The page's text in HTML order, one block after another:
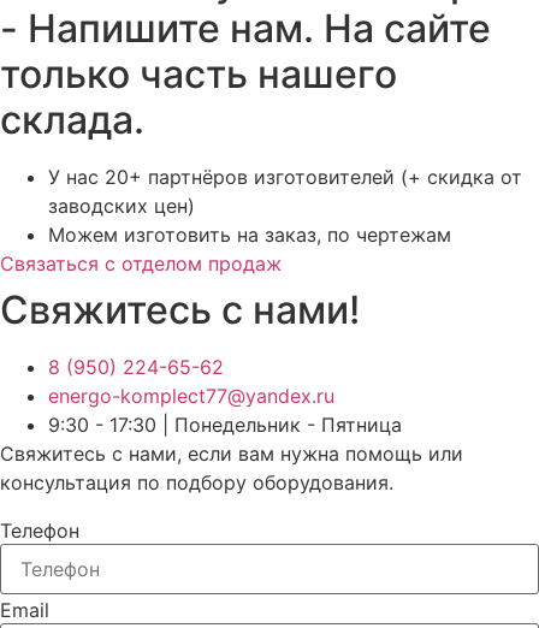
- Напишите нам. На сайте
только часть нашего
склада.
У нас 20+ партнёров изготовителей (+ скидка от
заводских цен)
Можем изготовить на заказ, по чертежам
Связаться с отделом продаж
Свяжитесь с нами!
8 (950) 224-65-62
energo-komplect77@yandex.ru
9:30 - 17:30 | Понедельник - Пятница
Свяжитесь с нами, если вам нужна помощь или
консультация по подбору оборудования.
Телефон
Email